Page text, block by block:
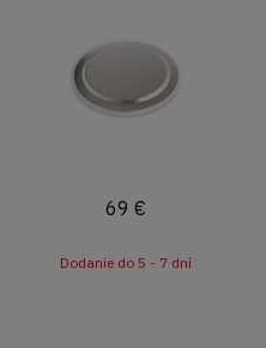
69 €
Dodanie do 5 - 7 dní